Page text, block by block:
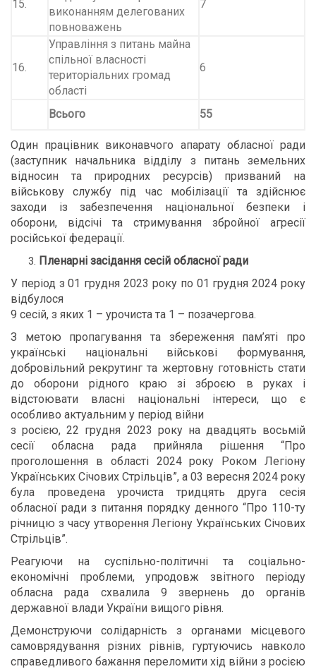
15.
виконанням делегованих
повноважень
7
16.
Управління з питань майна
спільної власності
територіальних громад
області
6
Всього 55
Один працівник виконавчого апарату обласної ради
(заступник начальника відділу з питань земельних
відносин та природних ресурсів) призваний на
військову службу під час мобілізації та здійснює
заходи із забезпечення національної безпеки і
оборони, відсічі та стримування збройної агресії
російської федерації.
Пленарні засідання сесій обласної ради
У період з 01 грудня 2023 року по 01 грудня 2024 року
відбулося
9 сесій, з яких 1 – урочиста та 1 – позачергова.
З метою пропагування та збереження пам’яті про
українські національні військові формування,
добровільний рекрутинг та жертовну готовність стати
до оборони рідного краю зі зброєю в руках і
відстоювати власні національні інтереси, що є
особливо актуальним у період війни
з росією, 22 грудня 2023 року на двадцять восьмій
сесії обласна рада прийняла рішення “Про
проголошення в області 2024 року Роком Легіону
Українських Січових Стрільців”, а 03 вересня 2024 року
була проведена урочиста тридцять друга сесія
обласної ради з питання порядку денного “Про 110-ту
річницю з часу утворення Легіону Українських Січових
Стрільців”.
Реагуючи на суспільно-політичні та соціально-
економічні проблеми, упродовж звітного періоду
обласна рада схвалила 9 звернень до органів
державної влади України вищого рівня.
Демонструючи солідарність з органами місцевого
самоврядування різних рівнів, гуртуючись навколо
справедливого бажання переломити хід війни з росією